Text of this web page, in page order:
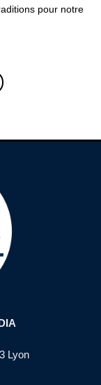
pour notre
Lyon